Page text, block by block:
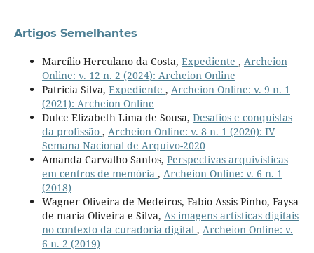
Artigos Semelhantes
Marcílio Herculano da Costa, Expediente , Archeion
Online: v. 12 n. 2 (2024): Archeion Online
Patricia Silva, Expediente , Archeion Online: v. 9 n. 1
(2021): Archeion Online
Dulce Elizabeth Lima de Sousa, Desafios e conquistas
da profissão , Archeion Online: v. 8 n. 1 (2020): IV
Semana Nacional de Arquivo-2020
Amanda Carvalho Santos, Perspectivas arquivísticas
em centros de memória , Archeion Online: v. 6 n. 1
(2018)
Wagner Oliveira de Medeiros, Fabio Assis Pinho, Faysa
de maria Oliveira e Silva, As imagens artísticas digitais
no contexto da curadoria digital , Archeion Online: v.
6 n. 2 (2019)